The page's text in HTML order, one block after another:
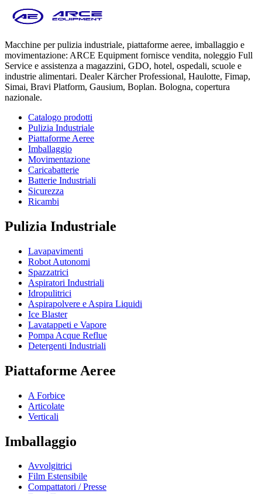
Macchine per pulizia industriale, piattaforme aeree, imballaggio e
movimentazione: ARCE Equipment fornisce vendita, noleggio Full
Service e assistenza a magazzini, GDO, hotel, ospedali, scuole e
industrie alimentari. Dealer Kärcher Professional, Haulotte, Fimap,
Simai, Bravi Platform, Gausium, Boplan. Bologna, copertura
nazionale.
Catalogo prodotti
Pulizia Industriale
Piattaforme Aeree
Imballaggio
Movimentazione
Caricabatterie
Batterie Industriali
Sicurezza
Ricambi
Pulizia Industriale
Lavapavimenti
Robot Autonomi
Spazzatrici
Aspiratori Industriali
Idropulitrici
Aspirapolvere e Aspira Liquidi
Ice Blaster
Lavatappeti e Vapore
Pompa Acque Reflue
Detergenti Industriali
Piattaforme Aeree
A Forbice
Articolate
Verticali
Imballaggio
Avvolgitrici
Film Estensibile
Compattatori / Presse